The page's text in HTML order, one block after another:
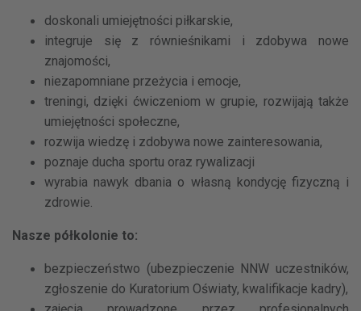
doskonali umiejętności piłkarskie,
integruje się z równieśnikami i zdobywa nowe
znajomości,
niezapomniane przeżycia i emocje,
treningi, dzięki ćwiczeniom w grupie, rozwijają także
umiejętności społeczne,
rozwija wiedzę i zdobywa nowe zainteresowania,
poznaje ducha sportu oraz rywalizacji
wyrabia nawyk dbania o własną kondycję fizyczną i
zdrowie.
Nasze półkolonie to:
bezpieczeństwo (ubezpieczenie NNW uczestników,
zgłoszenie do Kuratorium Oświaty, kwalifikacje kadry),